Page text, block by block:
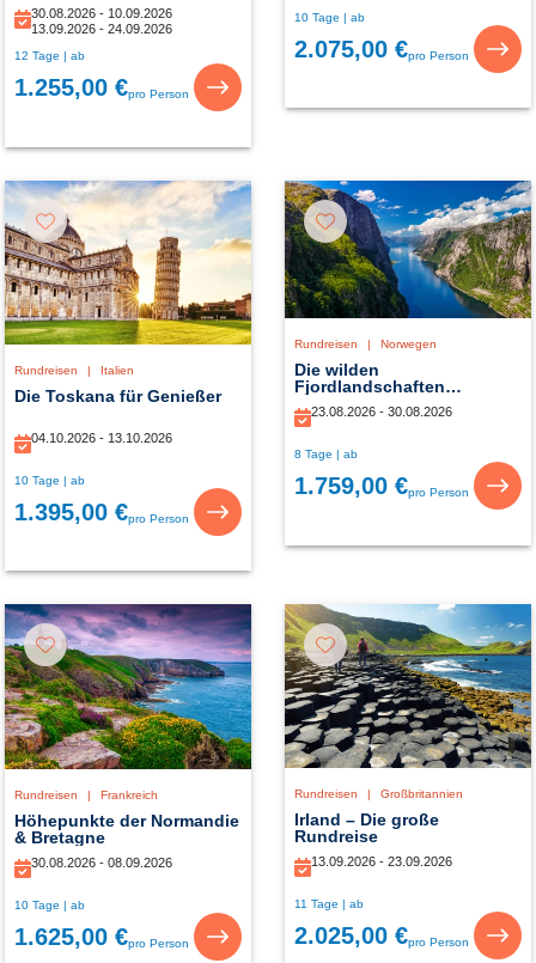
30.08.2026 - 10.09.2026
13.09.2026 - 24.09.2026
12 Tage | ab
1.255,00 €pro Person
10 Tage | ab
2.075,00 €pro Person
Rundreisen | Italien
Die Toskana für Genießer
04.10.2026 - 13.10.2026
10 Tage | ab
1.395,00 €pro Person
Rundreisen Norwegen
Die wilden
Fjordlandschaften
Südnorwegens
23.08.2026 - 30.08.2026
8 Tage | ab
1.759,00 €pro Person
Rundreisen | Frankreich
Höhepunkte der Normandie
& Bretagne
30.08.2026 - 08.09.2026
10 Tage | ab
1.625,00 €pro Person
Rundreisen Großbritannien
Irland – Die große
Rundreise
13.09.2026 - 23.09.2026
11 Tage | ab
2.025,00 €pro Person